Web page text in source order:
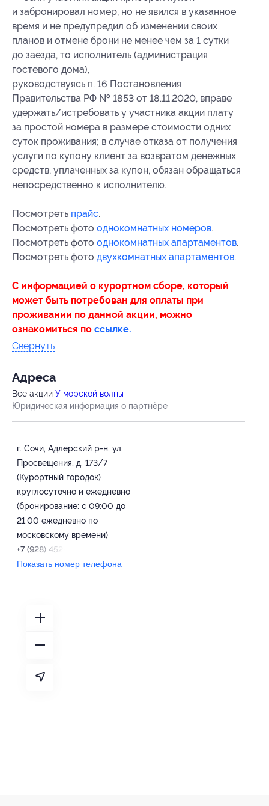
и забронировал номер, но не явился в указанное
время и не предупредил об изменении своих
планов и отмене брони не менее чем за 1 сутки
до заезда, то исполнитель (администрация
гостевого дома),
руководствуясь п. 16 Постановления
Правительства РФ № 1853 от 18.11.2020, вправе
удержать/истребовать у участника акции плату
за простой номера в размере стоимости одних
суток проживания; в случае отказа от получения
услуги по купону клиент за возвратом денежных
средств, уплаченных за купон, обязан обращаться
непосредственно к исполнителю.
Посмотреть прайс.
Посмотреть фото однокомнатных номеров.
Посмотреть фото однокомнатных апартаментов.
Посмотреть фото двухкомнатных апартаментов.
С информацией о курортном сборе, который
может быть потребован для оплаты при
проживании по данной акции, можно
ознакомиться по ссылке.
Свернуть
Адресa
Все акции У морской волны
Юридическая информация о партнёре
г. Сочи, Адлерский р-н, ул.
Просвещения, д. 173/7
(Курортный городок)
круглосуточно и ежедневно
(бронирование: с 09:00 до
21:00 ежедневно по
московскому времени)
+7 (928) 452-88-80
Показать номер телефона